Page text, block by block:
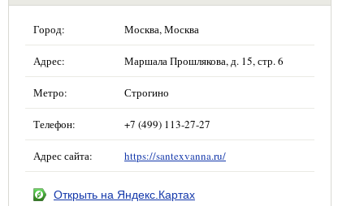
Город: Москва, Москва
Адрес: Маршала Прошлякова, д. 15, стр. 6
Метро: Строгино
Телефон: +7 (499) 113-27-27
Адрес сайта: https://santexvanna.ru/
Открыть на Яндекс.Картах